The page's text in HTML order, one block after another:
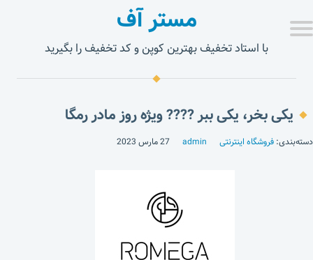
مستر آف
با استاد تخفیف بهترین کوپن و کد تخفیف را بگیرید
یکی بخر، یکی ببر ???? ویژه روز مادر رمگا
دسته‌بندی: فروشگاه اینترنتی admin 27 مارس 2023